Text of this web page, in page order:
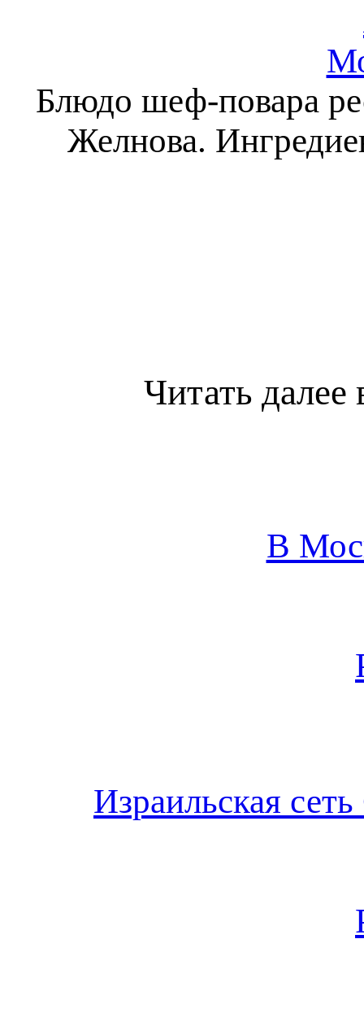
Блюдо шеф-повара
Желнова.
Читать далее
В
Израильская